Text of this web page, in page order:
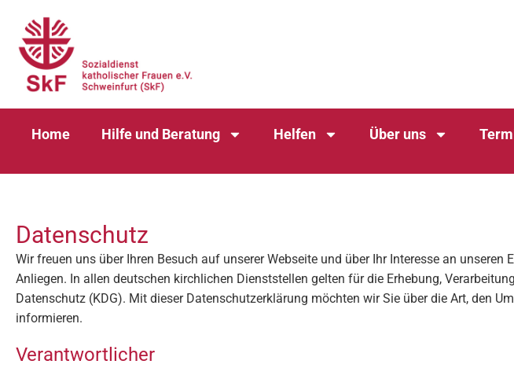
Home Hilfe und Beratung Helfen Über uns
Datenschutz
Wir freuen uns über Ihren Besuch auf unserer Webseite und über Ihr Interesse an
Anliegen. In allen deutschen kirchlichen Dienststellen gelten für die Erhebung,
Datenschutz (KDG). Mit dieser Datenschutzerklärung möchten wir Sie über die Art, den
informieren.
Verantwortlicher